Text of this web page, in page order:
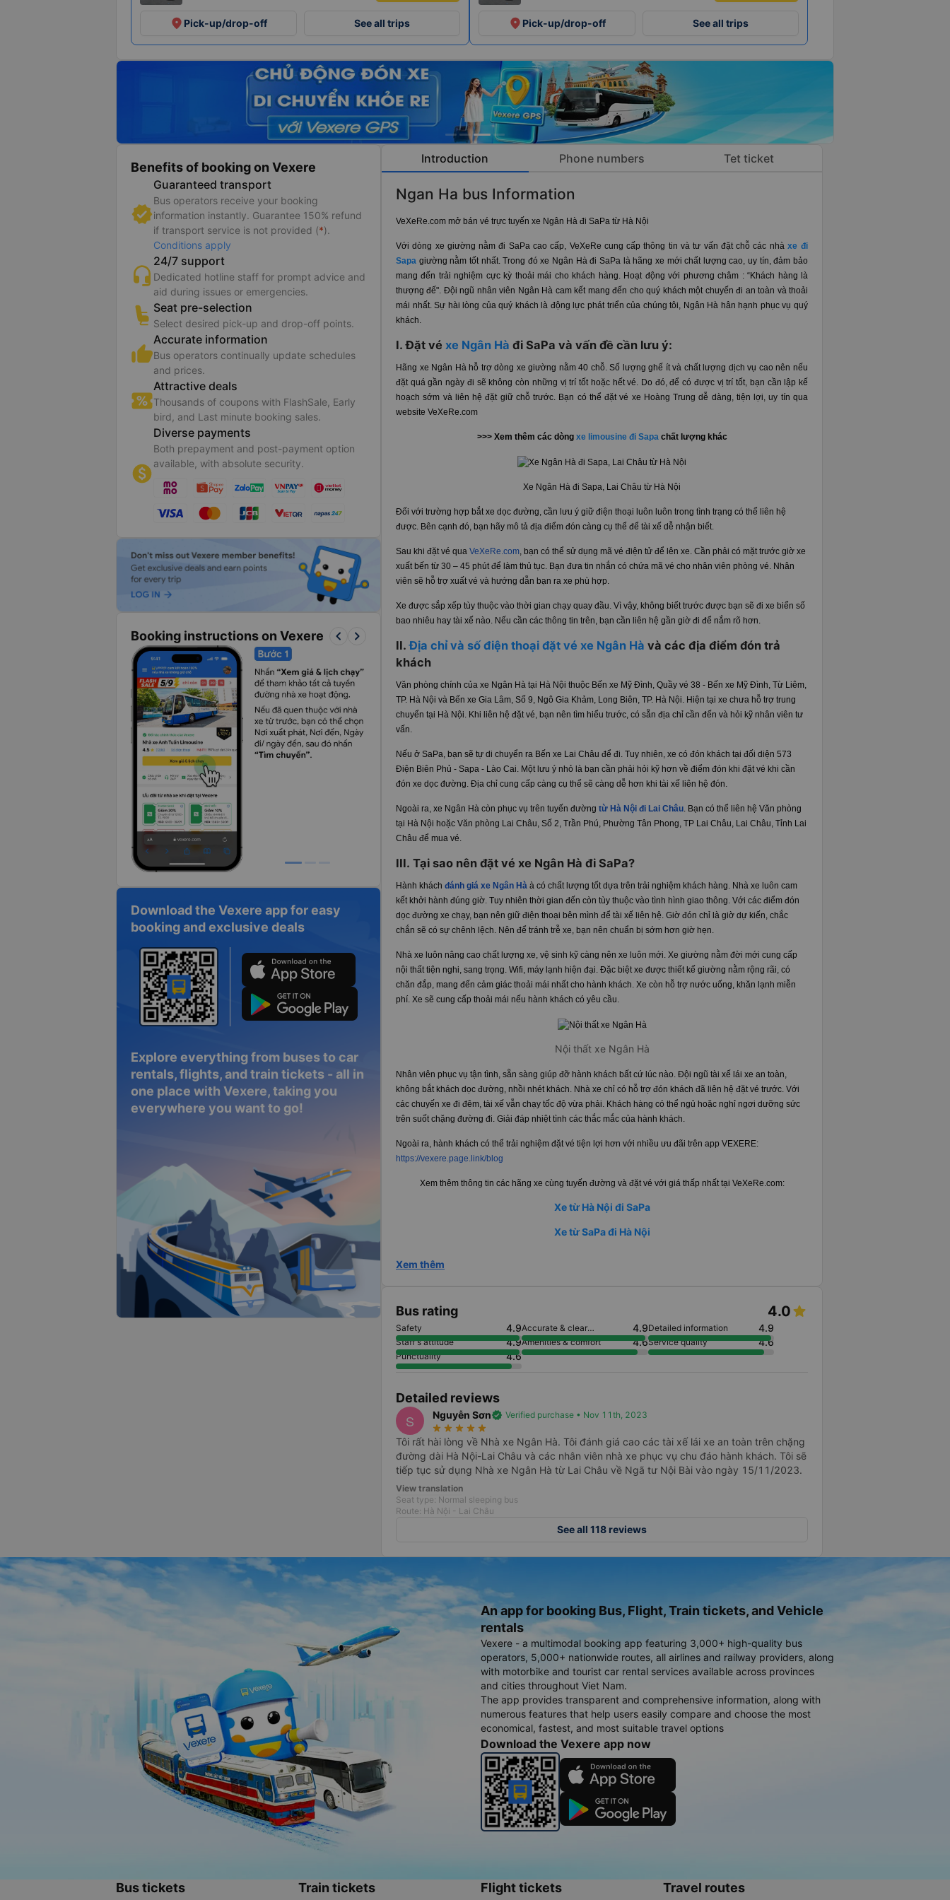
place Pick-up/drop-off See all trips place Pick-up/drop-off See all trips
Benefits of booking on Vexere
Guaranteed transport
Bus operators receive your booking
information instantly. Guarantee 150% refund
if transport service is not provided (*).
Conditions apply
24/7 support
Dedicated hotline staff for prompt advice and
aid during issues or emergencies.
Seat pre-selection
Select desired pick-up and drop-off points.
Accurate information
Bus operators continually update schedules
and prices.
Attractive deals
Thousands of coupons with FlashSale, Early
bird, and Last minute booking sales.
Diverse payments
Both prepayment and post-payment option
available, with absolute security.
Booking instructions on Vexere keyboard_arrow_left keyboard_arrow_right
Download the Vexere app for easy
booking and exclusive deals
Explore everything from buses to car
rentals, flights, and train tickets - all in
one place with Vexere, taking you
everywhere you want to go!
Introduction Phone numbers Tet ticket
Ngan Ha bus Information
VeXeRe.com mở bán vé trực tuyến xe Ngân Hà đi SaPa từ Hà Nội
Với dòng xe giường nằm đi SaPa cao cấp, VeXeRe cung cấp thông tin và tư vấn đặt chỗ các nhà xe đi
Sapa giường nằm tốt nhất. Trong đó xe Ngân Hà đi SaPa là hãng xe mới chất lượng cao, uy tín, đảm bảo
mang đến trải nghiệm cực kỳ thoải mái cho khách hàng. Hoạt động với phương châm : “Khách hàng là
thượng đế". Đội ngũ nhân viên Ngân Hà cam kết mang đến cho quý khách một chuyến đi an toàn và thoải
mái nhất. Sự hài lòng của quý khách là động lực phát triển của chúng tôi, Ngân Hà hân hạnh phục vụ quý
khách.
I. Đặt vé xe Ngân Hà đi SaPa và vấn đề cần lưu ý:
Hãng xe Ngân Hà hỗ trợ dòng xe giường nằm 40 chỗ. Số lượng ghế ít và chất lượng dịch vụ cao nên nếu
đặt quá gần ngày đi sẽ không còn những vị trí tốt hoặc hết vé. Do đó, để có được vị trí tốt, bạn cần lập kế
hoạch sớm và liên hệ đặt giữ chỗ trước. Bạn có thể đặt vé xe Hoàng Trung dễ dàng, tiện lợi, uy tín qua
website VeXeRe.com
>>> Xem thêm các dòng xe limousine đi Sapa chất lượng khác
Xe Ngân Hà đi Sapa, Lai Châu từ Hà Nội
Đối với trường hợp bắt xe dọc đường, cần lưu ý giữ điện thoại luôn luôn trong tình trạng có thể liên hệ
được. Bên cạnh đó, bạn hãy mô tả địa điểm đón càng cụ thể để tài xế dễ nhận biết.
Sau khi đặt vé qua VeXeRe.com , bạn có thể sử dụng mã vé điện tử để lên xe. Cần phải có mặt trước giờ xe
xuất bến từ 30 – 45 phút để làm thủ tục. Bạn đưa tin nhắn có chứa mã vé cho nhân viên phòng vé. Nhân
viên sẽ hỗ trợ xuất vé và hướng dẫn bạn ra xe phù hợp.
Xe được sắp xếp tùy thuộc vào thời gian chạy quay đầu. Vì vậy, không biết trước được bạn sẽ đi xe biển số
bao nhiêu hay tài xế nào. Nếu cần các thông tin trên, bạn cần liên hệ gần giờ đi để nắm rõ hơn.
II.Địa chỉ và số điện thoại đặt vé xe Ngân Hà và các địa điểm đón trả
khách
Văn phòng chính của xe Ngân Hà tại Hà Nội thuộc Bến xe Mỹ Đình, Quầy vé 38 - Bến xe Mỹ Đình, Từ Liêm,
TP. Hà Nội và Bến xe Gia Lâm, Số 9, Ngô Gia Khảm, Long Biên, TP. Hà Nội. Hiện tại xe chưa hỗ trợ trung
chuyển tại Hà Nội. Khi liên hệ đặt vé, bạn nên tìm hiểu trước, có sẵn địa chỉ cần đến và hỏi kỹ nhân viên tư
vấn.
Nếu ở SaPa, bạn sẽ tự di chuyển ra Bến xe Lai Châu để đi. Tuy nhiên, xe có đón khách tại đối diện 573
Điện Biên Phủ - Sapa - Lào Cai. Một lưu ý nhỏ là bạn cần phải hỏi kỹ hơn về điểm đón khi đặt vé khi cần
đón xe dọc đường. Địa chỉ cung cấp càng cụ thể sẽ càng dễ hơn khi tài xế liên hệ đón.
Ngoài ra, xe Ngân Hà còn phục vụ trên tuyến đường từ Hà Nội đi Lai Châu . Bạn có thể liên hệ Văn phòng
tại Hà Nội hoặc Văn phòng Lai Châu, Số 2, Trần Phú, Phường Tân Phong, TP Lai Châu, Lai Châu, Tỉnh Lai
Châu để mua vé.
III. Tại sao nên đặt vé xe Ngân Hà đi SaPa?
Hành khách đánh giá xe Ngân Hà à có chất lượng tốt dựa trên trải nghiệm khách hàng. Nhà xe luôn cam
kết khởi hành đúng giờ. Tuy nhiên thời gian đến còn tùy thuộc vào tình hình giao thông. Với các điểm đón
dọc đường xe chạy, bạn nên giữ điện thoại bên mình để tài xế liên hệ. Giờ đón chỉ là giờ dự kiến, chắc
chắn sẽ có sự chênh lệch. Nên để tránh trễ xe, bạn nên chuẩn bị sớm hơn giờ hẹn.
Nhà xe luôn nâng cao chất lượng xe, vệ sinh kỹ càng nên xe luôn mới. Xe giường nằm đời mới cung cấp
nội thất tiện nghi, sang trọng. Wifi, máy lạnh hiện đại. Đặc biệt xe được thiết kế giường nằm rộng rãi, có
chăn đắp, mang đến cảm giác thoải mái nhất cho hành khách. Xe còn hỗ trợ nước uống, khăn lạnh miễn
phí. Xe sẽ cung cấp thoải mái nếu hành khách có yêu cầu.
Nội thất xe Ngân Hà
Nhân viên phục vụ tận tình, sẵn sàng giúp đỡ hành khách bất cứ lúc nào. Đội ngũ tài xế lái xe an toàn,
không bắt khách dọc đường, nhồi nhét khách. Nhà xe chỉ có hỗ trợ đón khách đã liên hệ đặt vé trước. Với
các chuyến xe đi đêm, tài xế vẫn chạy tốc độ vừa phải. Khách hàng có thể ngủ hoặc nghỉ ngơi dưỡng sức
trên suốt chặng đường đi. Giải đáp nhiệt tình các thắc mắc của hành khách.
Ngoài ra, hành khách có thể trải nghiệm đặt vé tiện lợi hơn với nhiều ưu đãi trên app VEXERE:
https://vexere.page.link/blog
Xem thêm thông tin các hãng xe cùng tuyến đường và đặt vé với giá thấp nhất tại VeXeRe.com:
Xe từ Hà Nội đi SaPa
Xe từ SaPa đi Hà Nội
Xem thêm
Bus rating 4.0
Safety 4.9Accurate & clear
information
4.9Detailed information 4.9
Staff's attitude 4.9Amenities & comfort 4.6Service quality 4.6
Punctuality 4.6
Detailed reviews
S Nguyễn Sơnverified Verified purchase • Nov 11th, 2023
star_rate star_rate star_rate star_rate star_rate
Tôi rất hài lòng về Nhà xe Ngân Hà. Tôi đánh giá cao các tài xế lái xe an toàn trên chặng
đường dài Hà Nội-Lai Châu và các nhân viên nhà xe phục vụ chu đáo hành khách. Tôi sẽ
tiếp tục sử dụng Nhà xe Ngân Hà từ Lai Châu về Ngã tư Nội Bài vào ngày 15/11/2023.
View translation
Seat type: Normal sleeping bus
Route: Hà Nội - Lai Châu
See all 118 reviews
An app for booking Bus, Flight, Train tickets, and Vehicle
rentals
Vexere - a multimodal booking app featuring 3,000+ high-quality bus
operators, 5,000+ nationwide routes, all airlines and railway providers, along
with motorbike and tourist car rental services available across provinces
and cities throughout Viet Nam.
The app provides transparent and comprehensive information, along with
numerous features that help users easily compare and choose the most
economical, fastest, and most suitable travel options
Download the Vexere app now
Bus tickets Train tickets Flight tickets Travel routes